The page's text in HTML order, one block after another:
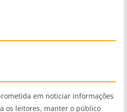
em noticiar informações
os leitores, manter o público